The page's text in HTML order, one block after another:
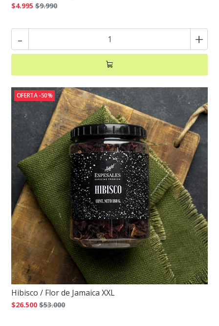
$4.995 $9.990
- +
OFERTA -50%
Hibisco / Flor de Jamaica XXL
$26.500 $53.000